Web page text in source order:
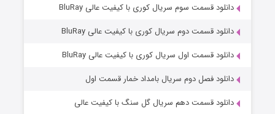
مردگان متحرک: شهر مرده ۳
قسمت۲ (زیرنویس) منتشر شد
دانلود قسمت سوم سریال کوری با کیفیت عالی BluRay
دانلود قسمت دوم سریال کوری با کیفیت عالی BluRay
دانلود قسمت اول سریال کوری با کیفیت عالی BluRay
دانلود فصل دوم سریال بامداد خمار قسمت اول
دانلود قسمت دهم سریال گل سنگ با کیفیت عالی